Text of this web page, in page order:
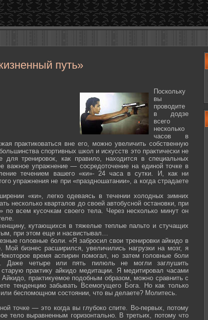
путь»
Поскольку
вы
проводите
в додзе
всего
несколько
часов в
практиковаться вне его, можно увеличить собственную
спортивных школ и искусств это практически не
для тренировок, как правило, находится в специальных
важное упражнение — сосредоточение на единой точке в
течением вашего «ки»- 24 часа в сутки. И, как ни
упражнения не при «праздношатании», а когда страдаете
«ки», легко одеваясь в течении холодных зимних
несколько кварталов до своей автобусной остановки, при
по всем кусочкам своего тела. Через несколько минут он
кутающихся в тяжелые теплые пальто и стучащих
при этом еще и насвистывал…
головные боли. «Я забросил свои тренировки айкидо в
Мой бизнес расширился, увеличились нагрузки на мозг, я
время аспирин помогал, но затем головные боли
Даже четыре или пять пилюль не могли заглушить
практику айкидо медитации. Я медитировал часами
Айкидо, практикуемое подобным образом, можно сравнить с
тенденцию забывать Всемогущего Бога. Но как только
беспомощном состоянии, что вы делаете? Молитесь.
точке — это когда вы глубоко спите. Во-первых, потому
тело выравненным горизонтально. В третьих, потому что